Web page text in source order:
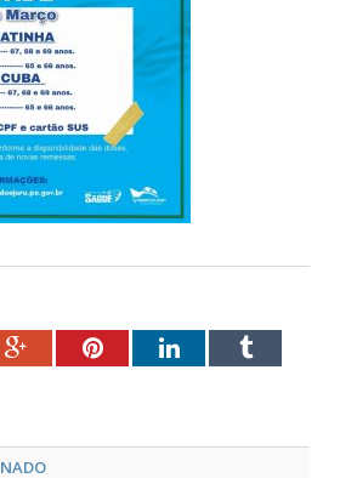
Google+PinterestLinkedInTumblr